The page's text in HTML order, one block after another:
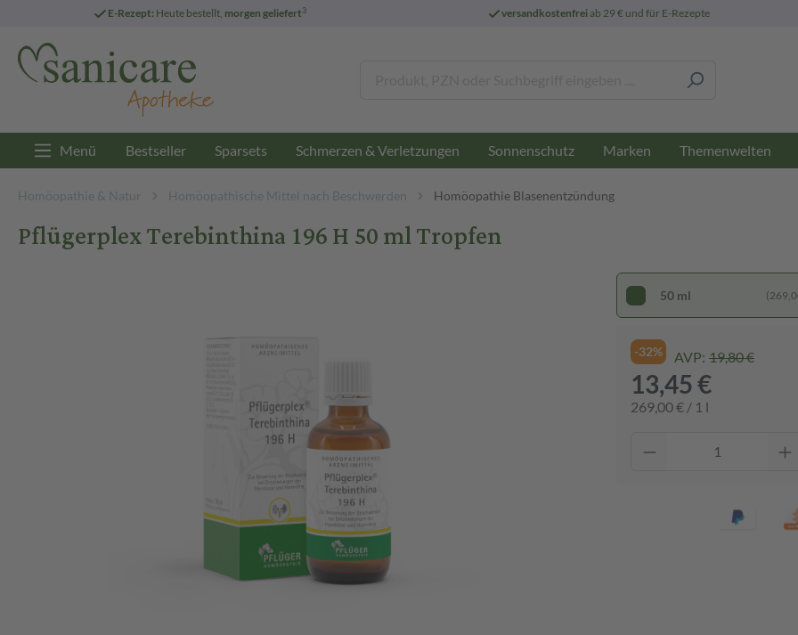
E-Rezept: Heute bestellt, morgen geliefert3 versandkostenfreiab 29 € und für E-Rezepte
Menü Bestseller Sparsets Schmerzen & Verletzungen Sonnenschutz Marken Themenwelten
Homöopathie & Natur Homöopathische Mittel nach Beschwerden Homöopathie Blasenentzündung
Pflügerplex Terebinthina 196 H 50 ml Tropfen
50 ml
-32% AVP: 19,80 €
13,45 €
269,00 € / 1 l